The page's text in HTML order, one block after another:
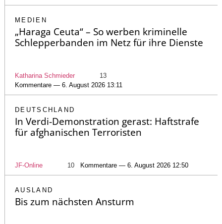
MEDIEN
„Haraga Ceuta“ – So werben kriminelle
Schlepperbanden im Netz für ihre Dienste
Katharina Schmieder
13
Kommentare — 6. August 2026 13:11
DEUTSCHLAND
In Verdi-Demonstration gerast: Haftstrafe
für afghanischen Terroristen
JF-Online 10 Kommentare — 6. August 2026 12:50
AUSLAND
Bis zum nächsten Ansturm